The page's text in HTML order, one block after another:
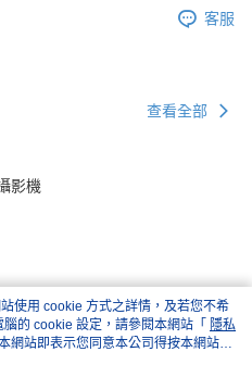
客服
查看全部
影機
使用 cookie 方式之詳情，及若您不希
的 cookie 設定，請參閱本網站「 隱私
網站即表示您同意本公司得按本網站使